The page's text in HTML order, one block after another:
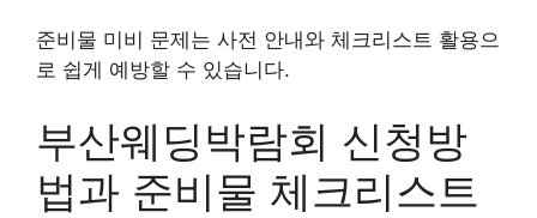
준비물 미비 문제는 사전 안내와 체크리스트 활용으
로 쉽게 예방할 수 있습니다.
부산웨딩박람회 신청방
법과 준비물 체크리스트